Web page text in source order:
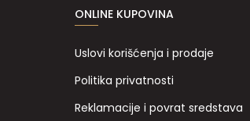
ONLINE KUPOVINA
Uslovi korišćenja i prodaje
Politika privatnosti
Reklamacije i povrat sredstava